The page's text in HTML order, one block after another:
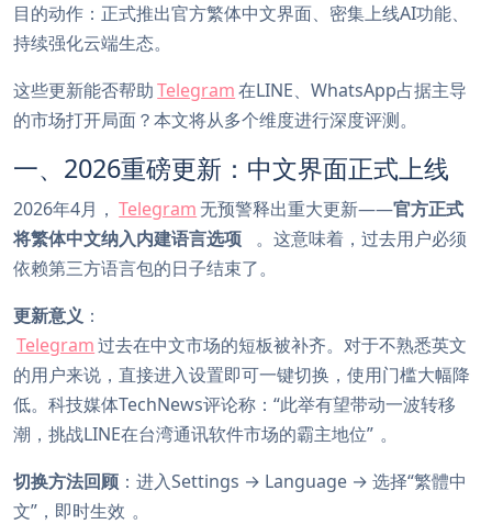
目的动作：正式推出官方繁体中文界面、密集上线AI功能、
持续强化云端生态。
这些更新能否帮助Telegram在LINE、WhatsApp占据主导
的市场打开局面？本文将从多个维度进行深度评测。
一、2026重磅更新：中文界面正式上线
2026年4月， Telegram无预警释出重大更新——官方正式
将繁体中文纳入内建语言选项
。这意味着，过去用户必须
依赖第三方语言包的日子结束了。
更新意义 ：
Telegram过去在中文市场的短板被补齐。对于不熟悉英文
的用户来说，直接进入设置即可一键切换，使用门槛大幅降
低。科技媒体TechNews评论称：“此举有望带动一波转移
潮，挑战LINE在台湾通讯软件市场的霸主地位” 。
切换方法回顾 ：进入Settings → Language → 选择“繁體中
文”，即时生效 。